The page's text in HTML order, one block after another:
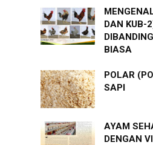
DAN KUB-
BIASA
POLAR
SAPI
AYAM
DENGAN